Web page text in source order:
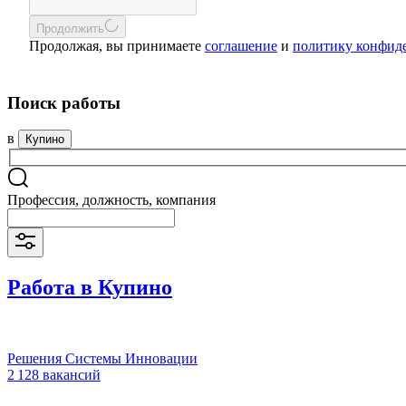
Продолжить
Продолжая, вы принимаете соглашение и политику
Поиск работы
в Купино
Профессия, должность, компания
Работа в Купино
Решения Системы Инновации
2 128 вакансий